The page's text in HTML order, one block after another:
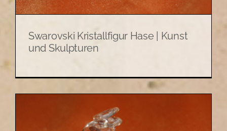
Swarovski Kristallfigur Hase | Kunst
und Skulpturen